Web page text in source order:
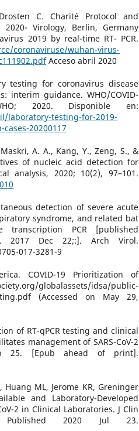
C. Charité Protocol and
Virology, Berlin, Germany
2019 by real-time RT- PCR.
coronaviruse/wuhan-virus-
Acceso abril 2020
testing for coronavirus disease
interim guidance. WHO/COVID-
2020. Disponible en:
laboratory-testing-for-2019-
20200117
A. A., Kang, Y., Zeng, S., &
of nucleic acid detection for
analysis, 2020; 10(2), 97–101.
detection of severe acute
syndrome, and related bat
transcription PCR [published
2017 Dec 22;:]. Arch Virol.
017-3281-9
COVID-19 Prioritization of
globalassets/idsa/public-
(Accessed on May 29,
of RT-qPCR testing and clinical
management of SARS-CoV-2
25. [Epub ahead of print].
Huang ML, Jerome KR, Greninger
and Laboratory-Developed
2 in Clinical Laboratories. J Clin
Published 2020 Jul 23.